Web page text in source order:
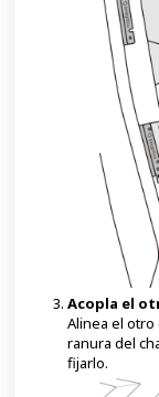
Acopla el
Alinea el
ranura del
fijarlo.